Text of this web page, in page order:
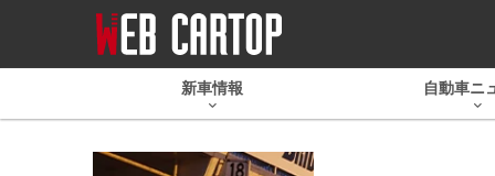
新車情報 自動車ニ